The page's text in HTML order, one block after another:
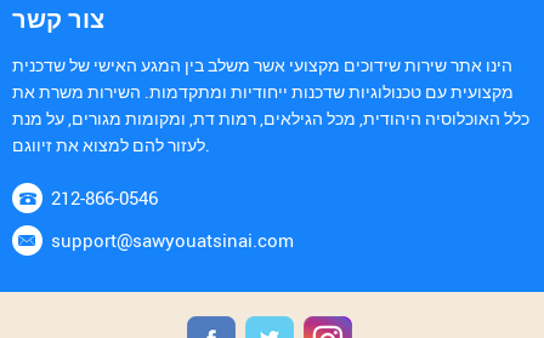
צור קשר
הינו אתר שירות שידוכים מקצועי אשר משלב בין המגע האישי של שדכנית
מקצועית עם טכנולוגיות שדכנות ייחודיות ומתקדמות. השירות משרת את
כלל האוכלוסיה היהודית, מכל הגילאים, רמות דת, ומקומות מגורים, על מנת
212-866-0546
support@sawyouatsinai.com